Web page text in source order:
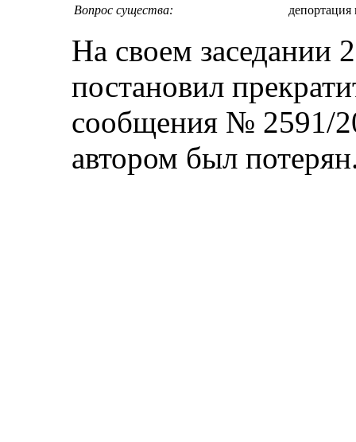
Вопрос существа:
На своем заседании
постановил
сообщения № 2591/
автором был